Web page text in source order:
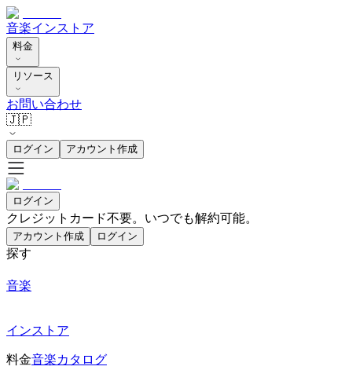
音楽インストア
料金
リソース
お問い合わせ
🇯🇵
ログイン アカウント作成
ログイン
クレジットカード不要。いつでも解約可能。
アカウント作成 ログイン
探す
音楽
インストア
料金音楽カタログ